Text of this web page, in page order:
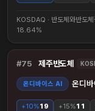
KOSDAQ · 반도체와반도
18.64%
75 제주반도체
온디바이스 AI 온디
+10%19 +15%11